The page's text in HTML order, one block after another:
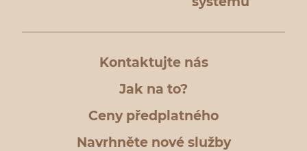
Kontaktujte nás
Jak na to?
Ceny předplatného
Navrhněte nové služby